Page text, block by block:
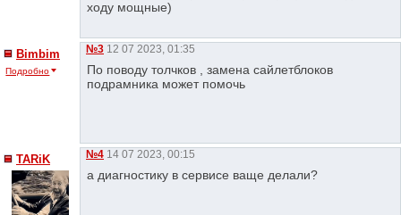
ходу мощные)
Bimbim
Подробно
№3 12 07 2023, 01:35
По поводу толчков , замена сайлетблоков
подрамника может помочь
TARiK №4 14 07 2023, 00:15
а диагностику в сервисе ваще делали?